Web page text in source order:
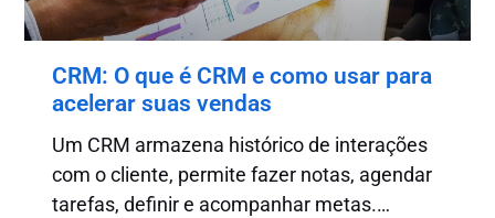
CRM: O que é CRM e como usar para
acelerar suas vendas
Um CRM armazena histórico de interações
com o cliente, permite fazer notas, agendar
tarefas, definir e acompanhar metas.